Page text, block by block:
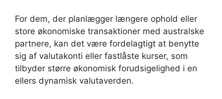
For dem, der planlægger længere ophold eller
store økonomiske transaktioner med australske
partnere, kan det være fordelagtigt at benytte
sig af valutakonti eller fastlåste kurser, som
tilbyder større økonomisk forudsigelighed i en
ellers dynamisk valutaverden.